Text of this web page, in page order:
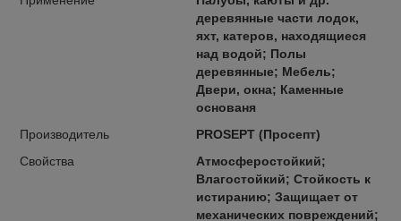
деревянные части лодок,
яхт, катеров, находящиеся
над водой; Полы
деревянные; Мебель;
Двери, окна; Каменные
основаня
Производитель
PROSEPT (Просепт)
Свойства
Атмосферостойкий;
Влагостойкий; Стойкость к
истиранию; Защищает от
механических повреждений;